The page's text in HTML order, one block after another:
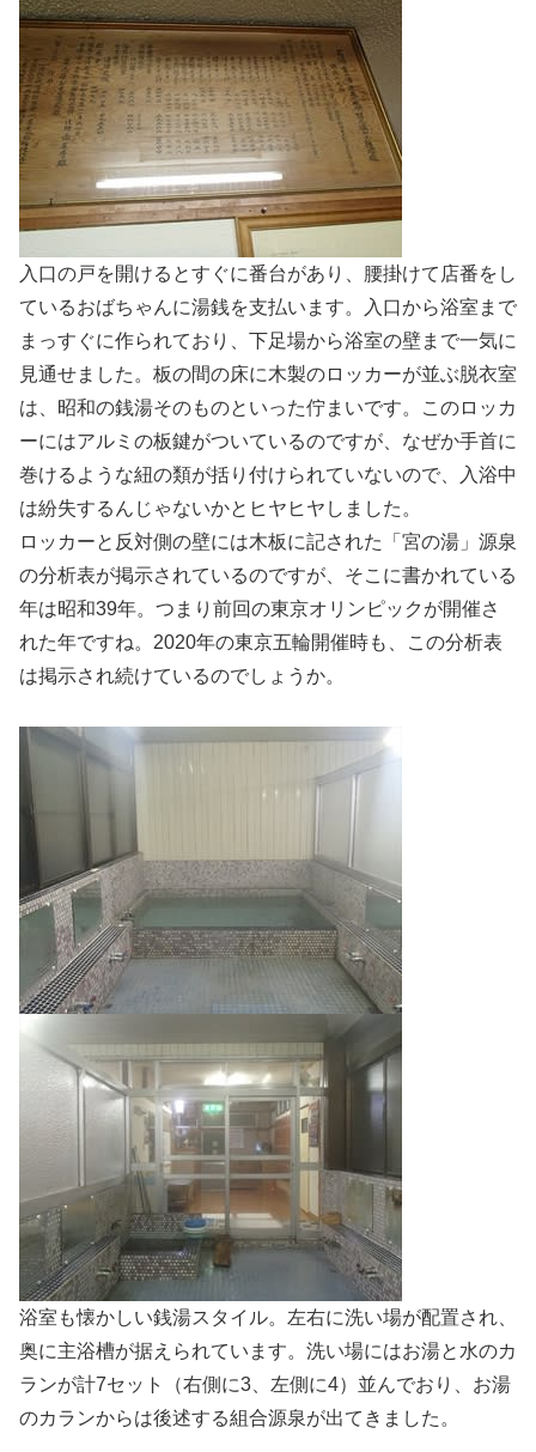
入口の戸を開けるとすぐに番台があり、腰掛けて店番をし
ているおばちゃんに湯銭を支払います。入口から浴室まで
まっすぐに作られており、下足場から浴室の壁まで一気に
見通せました。板の間の床に木製のロッカーが並ぶ脱衣室
は、昭和の銭湯そのものといった佇まいです。このロッカ
ーにはアルミの板鍵がついているのですが、なぜか手首に
巻けるような紐の類が括り付けられていないので、入浴中
は紛失するんじゃないかとヒヤヒヤしました。
ロッカーと反対側の壁には木板に記された「宮の湯」源泉
の分析表が掲示されているのですが、そこに書かれている
年は昭和39年。つまり前回の東京オリンピックが開催さ
れた年ですね。2020年の東京五輪開催時も、この分析表
は掲示され続けているのでしょうか。
浴室も懐かしい銭湯スタイル。左右に洗い場が配置され、
奥に主浴槽が据えられています。洗い場にはお湯と水のカ
ランが計7セット（右側に3、左側に4）並んでおり、お湯
のカランからは後述する組合源泉が出てきました。